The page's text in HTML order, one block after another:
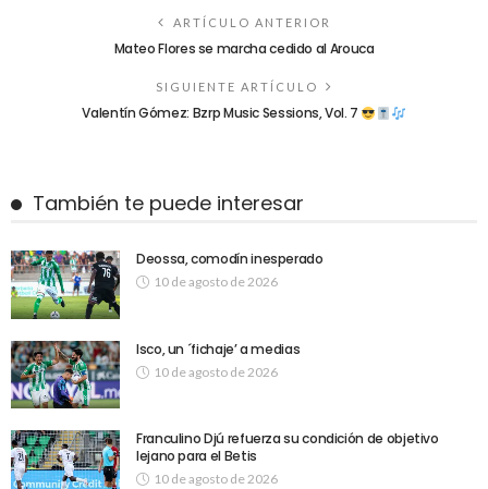
ARTÍCULO ANTERIOR
Mateo Flores se marcha cedido al Arouca
SIGUIENTE ARTÍCULO
Valentín Gómez: Bzrp Music Sessions, Vol. 7
También te puede interesar
Deossa, comodín inesperado
10 de agosto de 2026
Isco, un ´fichaje’ a medias
10 de agosto de 2026
Franculino Djú refuerza su condición de objetivo
lejano para el Betis
10 de agosto de 2026